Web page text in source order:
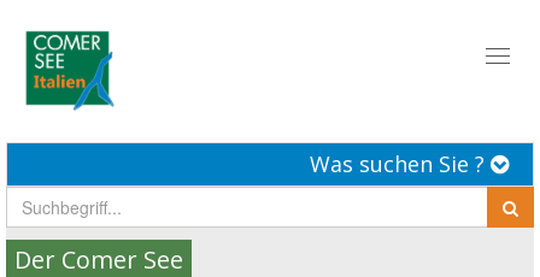
Was suchen Sie ?
Der Comer See